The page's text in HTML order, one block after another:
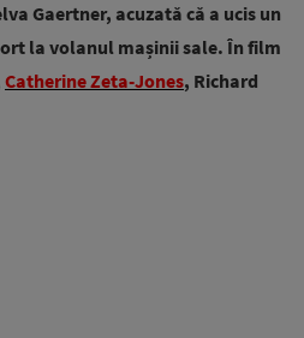
Gaertner, acuzată că a ucis un
la volanul mașinii sale. În film
Catherine Zeta-Jones, Richard